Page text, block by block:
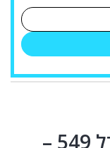
כיסוי דלוקס לבריכה בגודל 549 –